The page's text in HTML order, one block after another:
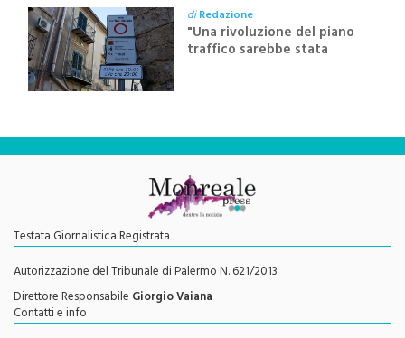
"Una rivoluzione del piano
traffico sarebbe stata
efficace se preceduta da
una rivoluzione culturale"
Testata Giornalistica Registrata
Autorizzazione del Tribunale di Palermo N. 621/2013
Direttore ResponsabileGiorgio Vaiana
Contatti e info
redazione@monrealepress.it